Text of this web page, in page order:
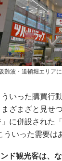
難波・道頓堀エリア
ういった購買行
ざまざと見せ
」に併設された
ういった需要は
ド観光客は、